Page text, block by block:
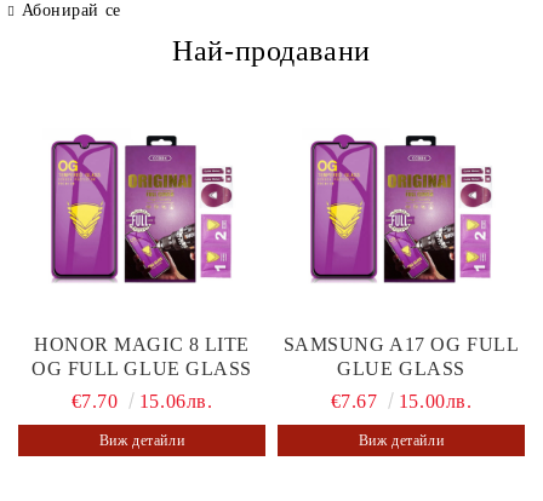
Абонирай се
Най-продавани
HONOR MAGIC 8 LITE
OG FULL GLUE GLASS
€7.70
15.06лв.
Виж детайли
SAMSUNG A17 OG FULL
GLUE GLASS
€7.67
15.00лв.
Виж детайли